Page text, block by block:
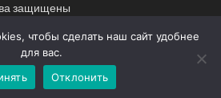
защищены
сайта ссылка
сайта
чтобы сделать наш сайт удобнее
для вас.
Отклонить